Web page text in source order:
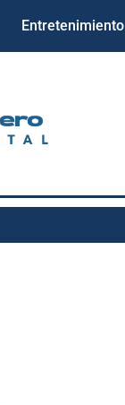
Entretenimiento